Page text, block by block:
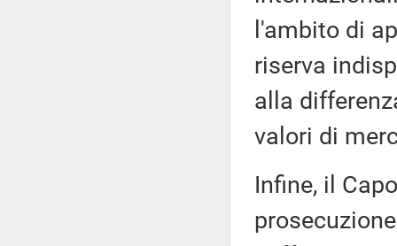
l'ambito di
riserva
alla
valori di
Infine, il